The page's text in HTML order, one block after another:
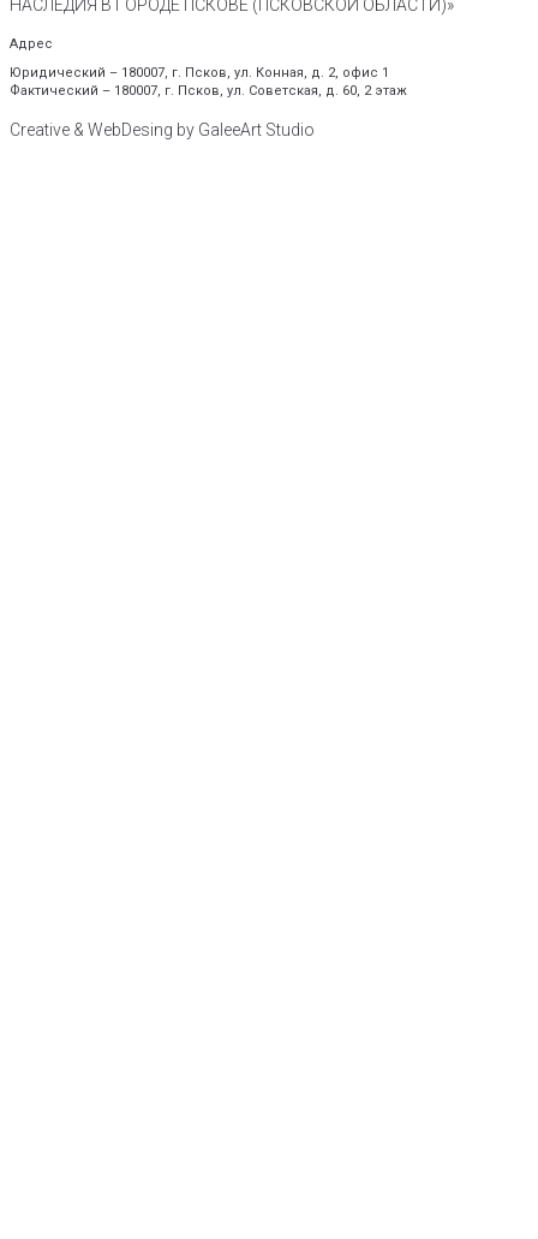
НАСЛЕДИЯ В ГОРОДЕ ПСКОВЕ (ПСКОВСКОЙ ОБЛАСТИ)»
Адрес
Юридический – 180007, г. Псков, ул. Конная, д. 2, офис 1
Фактический – 180007, г. Псков, ул. Советская, д. 60, 2 этаж
Creative & WebDesing by GaleeArt Studio